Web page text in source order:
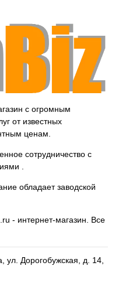
с огромным
от известных
ценам.
сотрудничество с
.
обладает заводской
- интернет-магазин. Все
, ул. Дорогобужская, д. 14,